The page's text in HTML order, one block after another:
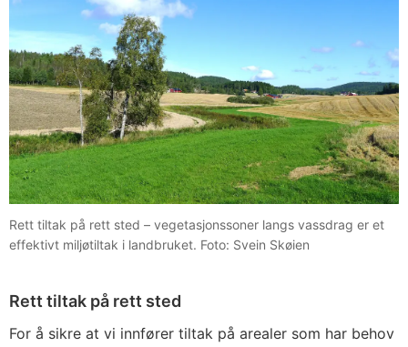
Rett tiltak på rett sted – vegetasjonssoner langs vassdrag er et
effektivt miljøtiltak i landbruket. Foto: Svein Skøien
Rett tiltak på rett sted
For å sikre at vi innfører tiltak på arealer som har behov